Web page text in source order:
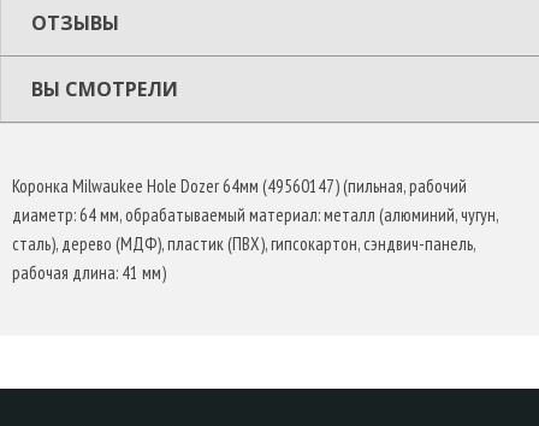
резки практически всех материалов:
Сталь с моментом прочности до 1000 Н/мм2
– Нержавеющая сталь и кислотостойкая сталь
– Дерево
– МДФ
– Гипсокартон
– Сендвич материалы
ОТЗЫВЫ
ВЫ СМОТРЕЛИ
Коронка Milwaukee Hole Dozer 64мм (49560147) (пильная, рабочий
диаметр: 64 мм, обрабатываемый материал: металл (алюминий, чугун,
сталь), дерево (МДФ), пластик (ПВХ), гипсокартон, сэндвич-панель,
рабочая длина: 41 мм)